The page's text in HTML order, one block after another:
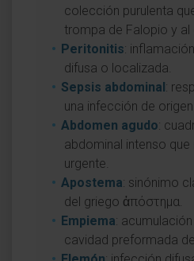
colección purulenta
trompa de Falopio y al
Peritonitis:
difusa o localizada.
Sepsis abdominal:
una infección de
Abdomen agudo:
abdominal intenso
urgente.
Apostema: sinónimo
del griego ἀπόστημα.
Empiema:
cavidad preformada